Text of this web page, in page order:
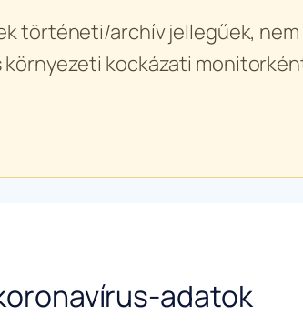
történeti/archív jellegűek,
környezeti kockázati
adatok